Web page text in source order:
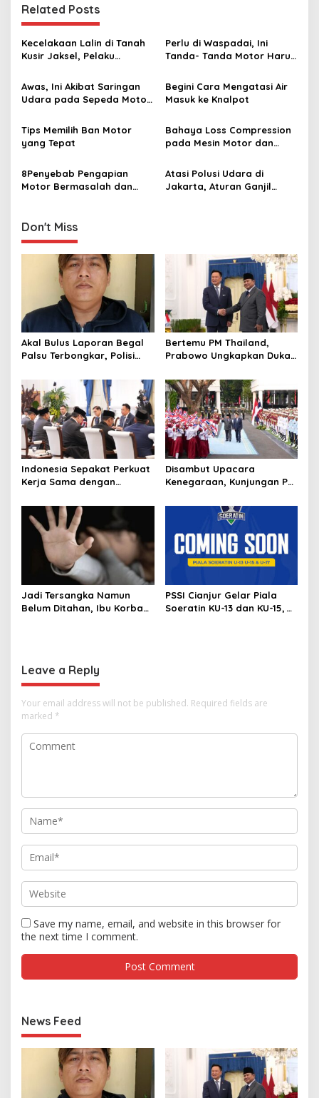
t
n
a
i
a
t
i
o
Related Posts
Kecelakaan Lalin di Tanah
Kusir Jaksel, Pelaku
KW Melarikan Diri
Perlu di Waspadai, Ini
Tanda- Tanda Motor Harus
Awas, Ini Akibat Saringan
Udara pada Sepeda Motor
Begini Cara Mengatasi Air
Masuk ke Knalpot
Tips Memilih Ban Motor
yang Tepat
Bahaya Loss Compression
pada Mesin Motor dan
8Penyebab Pengapian
Motor Bermasalah dan
Atasi Polusi Udara di
Jakarta, Aturan Ganjil
Don't Miss
Akal Bulus Laporan Begal
Palsu Terbongkar, Polisi
Perusahaan untuk Crypto
Bertemu PM Thailand,
Prabowo Ungkapkan Duka
Selamat Ulang Tahun ke
Raja Thailand
Indonesia Sepakat Perkuat
Kerja Sama dengan
hingga Ekonomi Digital
Disambut Upacara
Kenegaraan, Kunjungan PM
Hubungan Indonesia-
Jadi Tersangka Namun
Belum Ditahan, Ibu Korban
PSSI Cianjur Gelar Piala
Soeratin KU-13 dan KU-15,
Leave a Reply
Your email address will not be published. Required fields are
marked *
Save my name, email, and website in this browser for
the next time I comment.
News Feed